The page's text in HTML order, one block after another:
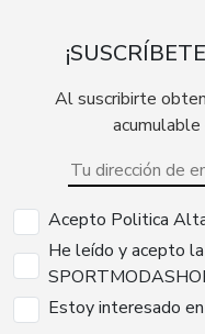
Al suscribirte
Acepto Politica
He leído y acepto la
Estoy interesado